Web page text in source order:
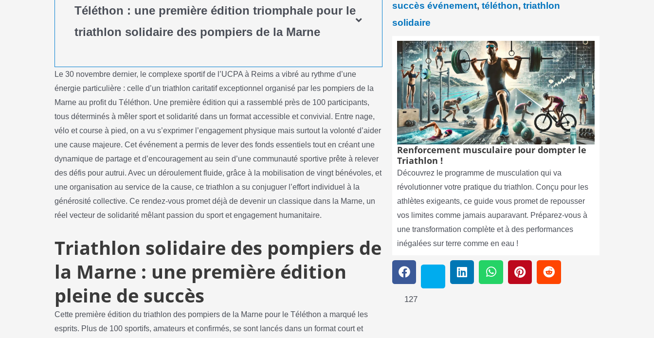
Téléthon : une première édition triomphale pour le
triathlon solidaire des pompiers de la Marne
Le 30 novembre dernier, le complexe sportif de l’UCPA à Reims a vibré au rythme d’une
énergie particulière : celle d’un triathlon caritatif exceptionnel organisé par les pompiers de la
Marne au profit du Téléthon. Une première édition qui a rassemblé près de 100 participants,
tous déterminés à mêler sport et solidarité dans un format accessible et convivial. Entre nage,
vélo et course à pied, on a vu s’exprimer l’engagement physique mais surtout la volonté d’aider
une cause majeure. Cet événement a permis de lever des fonds essentiels tout en créant une
dynamique de partage et d’encouragement au sein d’une communauté sportive prête à relever
des défis pour autrui. Avec un déroulement fluide, grâce à la mobilisation de vingt bénévoles, et
une organisation au service de la cause, ce triathlon a su conjuguer l’effort individuel à la
générosité collective. Ce rendez-vous promet déjà de devenir un classique dans la Marne, un
réel vecteur de solidarité mêlant passion du sport et engagement humanitaire.
Triathlon solidaire des pompiers de
la Marne : une première édition
pleine de succès
Cette première édition du triathlon des pompiers de la Marne pour le Téléthon a marqué les
esprits. Plus de 100 sportifs, amateurs et confirmés, se sont lancés dans un format court et
succès événement, téléthon, triathlon
solidaire
Renforcement musculaire pour dompter le
Triathlon !
Découvrez le programme de musculation qui va
révolutionner votre pratique du triathlon. Conçu pour les
athlètes exigeants, ce guide vous promet de repousser
vos limites comme jamais auparavant. Préparez-vous à
une transformation complète et à des performances
inégalées sur terre comme en eau !
127